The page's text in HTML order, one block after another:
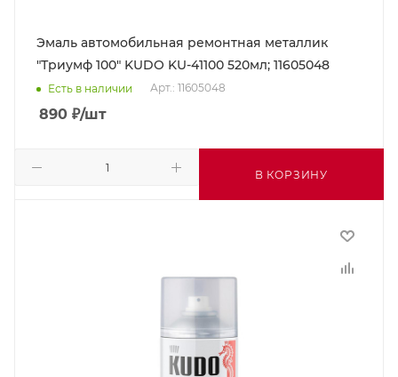
Эмаль автомобильная ремонтная металлик
"Триумф 100" KUDO KU-41100 520мл; 11605048
Есть в наличии Арт.: 11605048
890 ₽/шт
В КОРЗИНУ